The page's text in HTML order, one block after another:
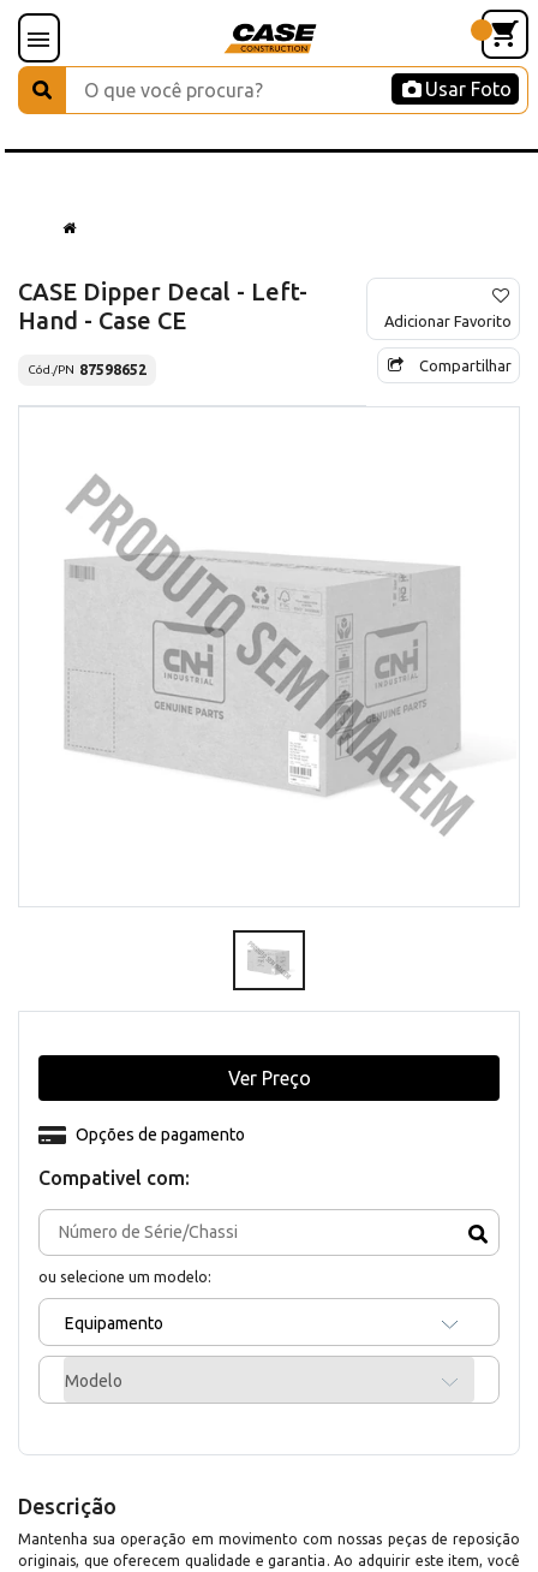
Usar Foto
CASE Dipper Decal - Left-
Hand - Case CE
Cód./PN 87598652
Adicionar Favorito
Compartilhar
Compativel com:
ou selecione um modelo:
Equipamento
Modelo
Opções de pagamento
Ver Preço
Descrição
Mantenha sua operação em movimento com nossas peças de reposição
originais, que oferecem qualidade e garantia. Ao adquirir este item, você